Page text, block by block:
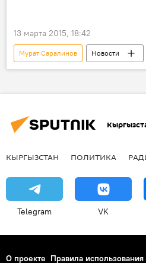
13 марта 2015, 18:42
Мурат Саралинов Новости
Общество
КЫРГЫЗСТАН ПОЛИТИКА
Telegram VK
О проекте Правила использования